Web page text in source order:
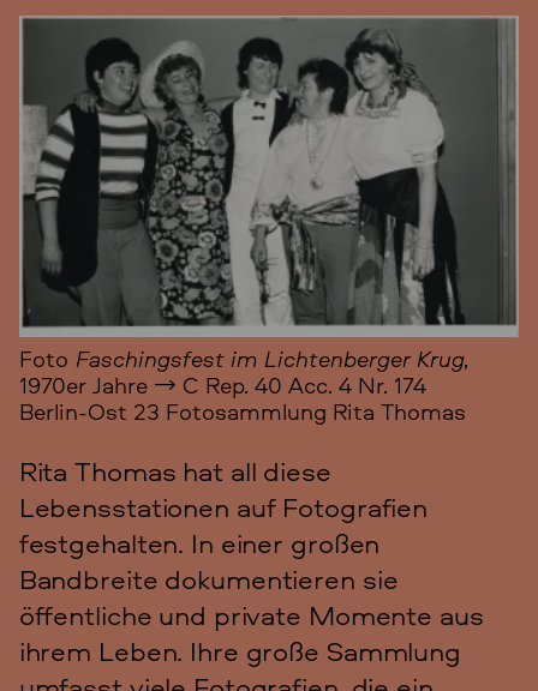
Foto Faschingsfest im Lichtenberger Krug,
1970er Jahre → C Rep. 40 Acc. 4 Nr. 174
Berlin-Ost 23 Fotosammlung Rita Thomas
Rita Thomas hat all diese
Lebensstationen auf Fotografien
festgehalten. In einer großen
Bandbreite dokumentieren sie
öffentliche und private Momente aus
ihrem Leben. Ihre große Sammlung